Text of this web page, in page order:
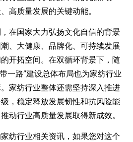
高质量发展的关键动能。
国家大力弘扬文化自信的背景
、大健康、品牌化、可持续发展
开拓空间。在双循环背景下，随
一路”建设总体布局也为家纺行业
家纺行业整体还需坚持深入推进
，稳定释放发展韧性和抗风险能
动行业高质量发展取得新成效。
行业相关资讯，如果您对这个